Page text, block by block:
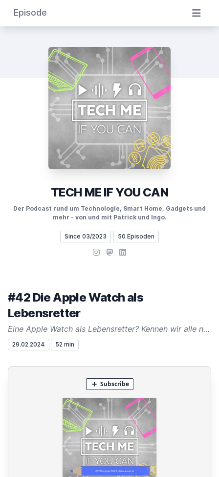
Episode
TECH ME IF YOU CAN
Der Podcast rund um Technologie, Smart Home, Gadgets und
mehr - von und mit Patrick und Ingo.
Since 03/2023 50 Episoden
Instagram
Mastodon
LinkedIn
#42 Die Apple Watch als
Lebensretter
Eine Apple Watch als Lebensretter? Kennen wir alle nur zu gut - schließlich fängt eine Keynote bei Apple oft mit Storys von Kunden an, die selbst in Gefahr geraten sind. Ob es ein Unfall war, Vorhofflimmern erkannt wurde oder der Körper im generellen gerade in ein Ungleichgewicht rät. Eine Smartwatch kann Leben retten! Dies musste Ingo gerade selbst erleben.
29.02.2024 52 min